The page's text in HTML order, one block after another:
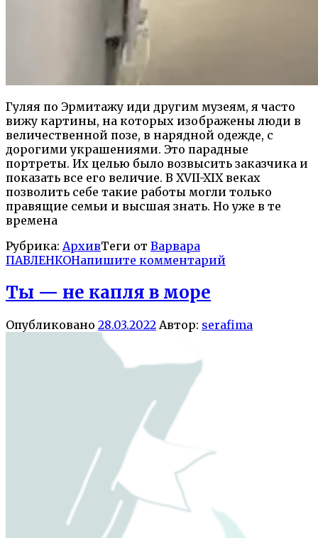
Гуляя по Эрмитажу иди другим музеям, я часто
вижу картины, на которых изображены люди в
величественной позе, в нарядной одежде, с
дорогими украшениями. Это парадные
портреты. Их целью было возвысить заказчика и
показать все его величие. В XVII-XIX веках
позволить себе такие работы могли только
правящие семьи и высшая знать. Но уже в те
времена
Рубрика: АрхивТеги от Варвара
ПАВЛЕНКОНапишите комментарий
Ты — не капля в море
Опубликовано 28.03.2022 Автор: serafima